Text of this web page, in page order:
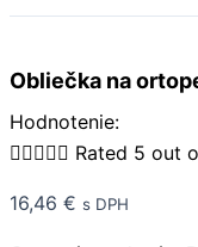
Obliečka na
Hodnotenie:
 Rated 5 out
16,46 € s DPH